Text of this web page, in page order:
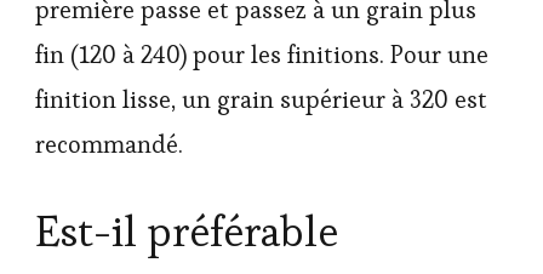
première passe et passez à un grain plus
fin (120 à 240) pour les finitions. Pour une
finition lisse, un grain supérieur à 320 est
recommandé.
Est-il préférable